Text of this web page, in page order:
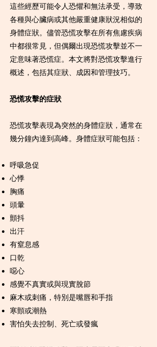
這些經歷可能令人恐懼和無法承受，導致
各種與心臟病或其他嚴重健康狀況相似的
身體症狀。儘管恐慌攻擊在所有焦慮疾病
中都很常見，但偶爾出現恐慌攻擊並不一
定意味著恐慌症。本文將對恐慌攻擊進行
概述，包括其症狀、成因和管理技巧。
恐慌攻擊的症狀
恐慌攻擊表現為突然的身體症狀，通常在
幾分鐘內達到高峰。身體症狀可能包括：
呼吸急促
心悸
胸痛
頭暈
顫抖
出汗
有窒息感
口乾
噁心
感覺不真實或與現實脫節
麻木或刺痛，特別是嘴唇和手指
寒顫或潮熱
害怕失去控制、死亡或發瘋